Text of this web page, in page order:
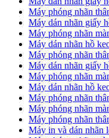
Máy phóng nhãn
Máy dán nhãn giấy
Máy phóng nhãn
Máy dán nhãn hồ
Máy phóng nhãn
Máy dán nhãn giấy
Máy phóng nhãn
Máy dán nhãn hồ
Máy phóng nhãn
Máy phóng nhãn
Máy phóng nhãn
Máy in và dán nhãn